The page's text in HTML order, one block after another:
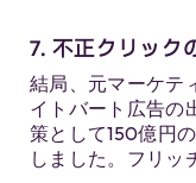
7. 不正クリック
結局、元マーケテ
イトバート広告の
策として150億円
しました。フリッ